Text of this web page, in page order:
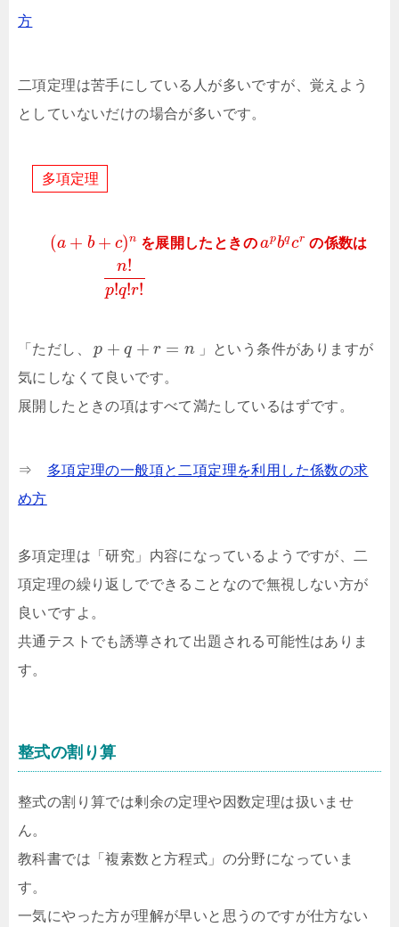
方
二項定理は苦手にしている人が多いですが、覚えよう
としていないだけの場合が多いです。
多項定理
(a + b + c)n を展開したときのapbqcr の係数は
n!
p!q!r!
「ただし、 p + q + r = n
」という条件がありますが
気にしなくて良いです。
展開したときの項はすべて満たしているはずです。
⇒ 多項定理の一般項と二項定理を利用した係数の求
め方
多項定理は「研究」内容になっているようですが、二
項定理の繰り返しでできることなので無視しない方が
良いですよ。
共通テストでも誘導されて出題される可能性はありま
す。
整式の割り算
整式の割り算では剰余の定理や因数定理は扱いませ
ん。
教科書では「複素数と方程式」の分野になっていま
す。
一気にやった方が理解が早いと思うのですが仕方ない